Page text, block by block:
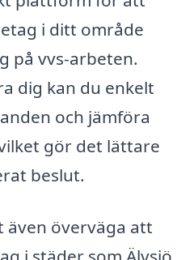
i ditt område
på vvs-arbeten.
dig kan du enkelt
och jämföra
gör det lättare
beslut.
även överväga att